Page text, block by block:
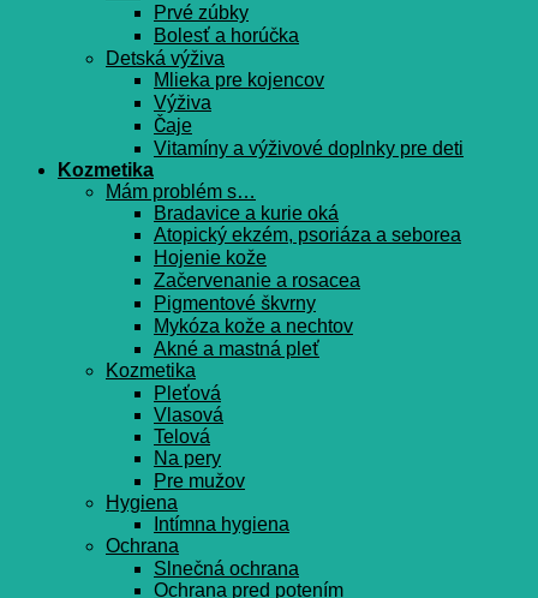
Prvé zúbky
Bolesť a horúčka
Detská výživa
Mlieka pre kojencov
Výživa
Čaje
Vitamíny a výživové doplnky pre deti
Kozmetika
Mám problém s…
Bradavice a kurie oká
Atopický ekzém, psoriáza a seborea
Hojenie kože
Začervenanie a rosacea
Pigmentové škvrny
Mykóza kože a nechtov
Akné a mastná pleť
Kozmetika
Pleťová
Vlasová
Telová
Na pery
Pre mužov
Hygiena
Intímna hygiena
Ochrana
Slnečná ochrana
Ochrana pred potením